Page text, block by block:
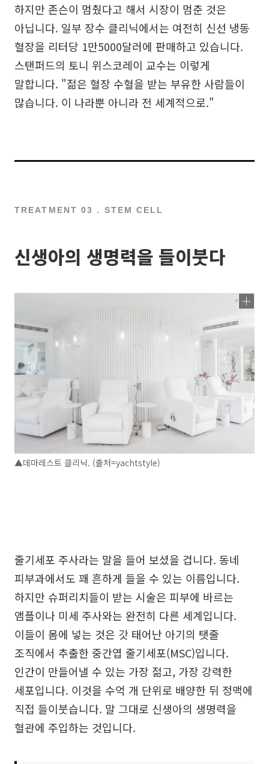
하지만 존슨이 멈췄다고 해서 시장이 멈춘 것은
아닙니다. 일부 장수 클리닉에서는 여전히 신선 냉동
혈장을 리터당 1만5000달러에 판매하고 있습니다.
스탠퍼드의 토니 위스코레이 교수는 이렇게
말합니다. "젊은 혈장 수혈을 받는 부유한 사람들이
많습니다. 이 나라뿐 아니라 전 세계적으로."
TREATMENT 03 . STEM CELL
신생아의 생명력을 들이붓다
▲데마레스트 클리닉. (출처=yachtstyle)
줄기세포 주사라는 말을 들어 보셨을 겁니다. 동네
피부과에서도 꽤 흔하게 들을 수 있는 이름입니다.
하지만 슈퍼리치들이 받는 시술은 피부에 바르는
앰플이나 미세 주사와는 완전히 다른 세계입니다.
이들이 몸에 넣는 것은 갓 태어난 아기의 탯줄
조직에서 추출한 중간엽 줄기세포(MSC)입니다.
인간이 만들어낼 수 있는 가장 젊고, 가장 강력한
세포입니다. 이것을 수억 개 단위로 배양한 뒤 정맥에
직접 들이붓습니다. 말 그대로 신생아의 생명력을
혈관에 주입하는 것입니다.